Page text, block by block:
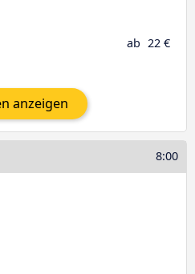
ab 22 €
anzeigen
8:00